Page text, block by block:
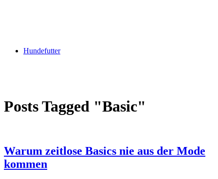
Hundefutter
Posts Tagged "Basic"
Warum zeitlose Basics nie aus der Mode
kommen